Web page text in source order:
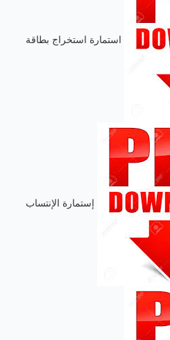
استمارة استخراج بطاقة
إستمارة الإنتساب